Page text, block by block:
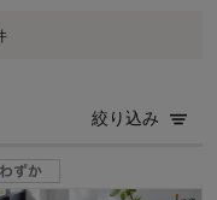
絞り込み